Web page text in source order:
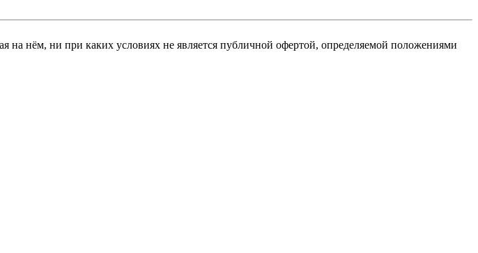
нём, ни при каких условиях не является публичной офертой, определяемой положениями